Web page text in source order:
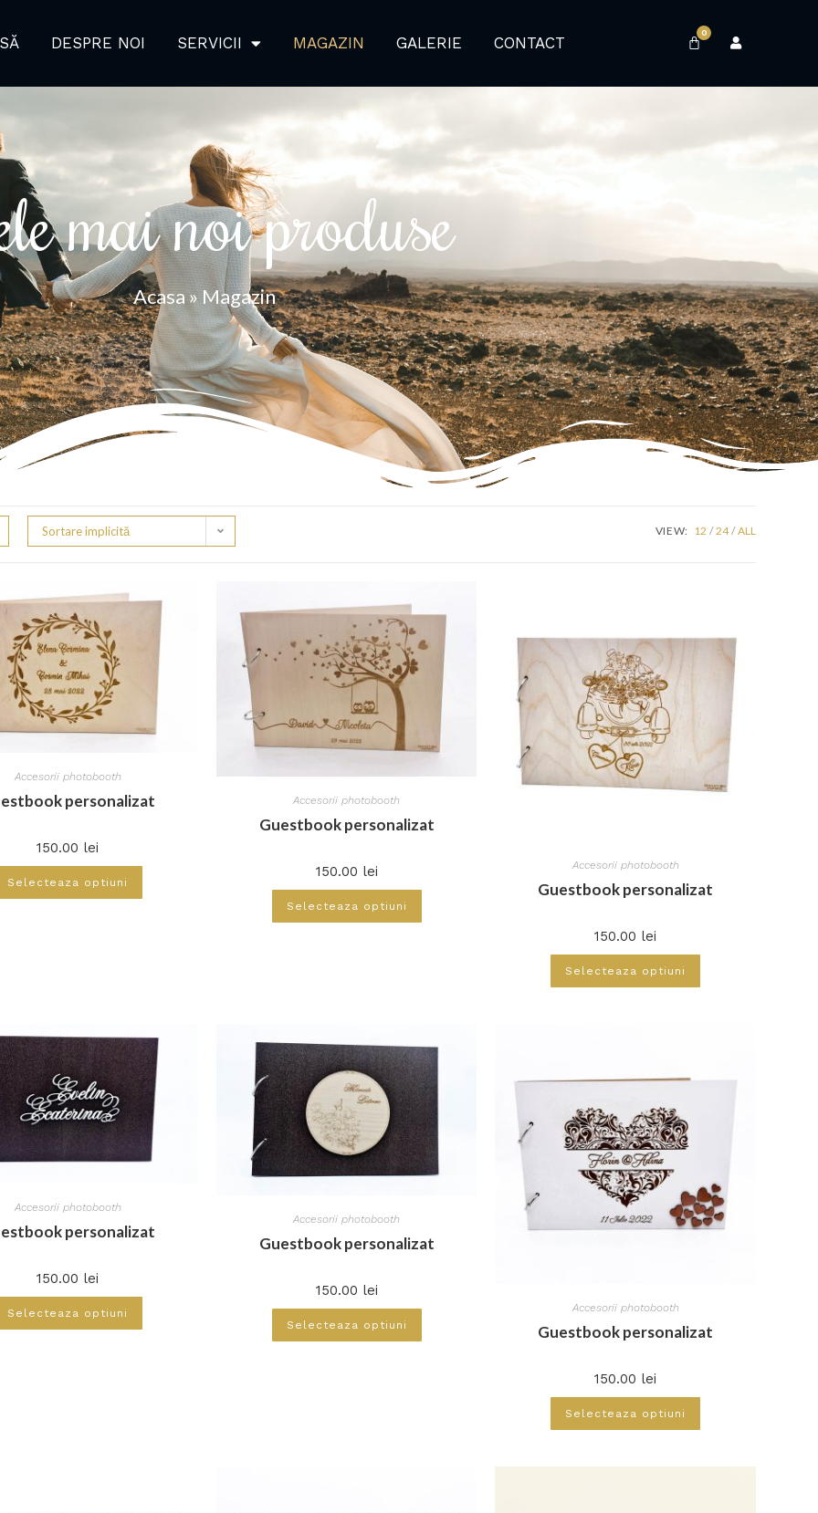
DESPRE NOI SERVICII MAGAZIN GALERIE CONTACT
0
mai noi produse
Acasa»Magazin
Sortare implicită VIEW: 12 24 ALL
Accesorii photobooth
personalizat
150.00 lei
Selecteaza optiuni
Accesorii photobooth
Guestbook personalizat
150.00 lei
Selecteaza optiuni
Accesorii photobooth
Guestbook personalizat
150.00 lei
Selecteaza optiuni
Accesorii photobooth
personalizat
150.00 lei
Selecteaza optiuni
Accesorii photobooth
Guestbook personalizat
150.00 lei
Selecteaza optiuni
Accesorii photobooth
Guestbook personalizat
150.00 lei
Selecteaza optiuni